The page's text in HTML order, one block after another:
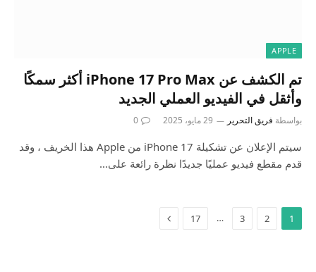
APPLE
تم الكشف عن iPhone 17 Pro Max أكثر سمكًا
وأثقل في الفيديو العملي الجديد
بواسطة فريق التحرير 29 مايو، 2025 0
سيتم الإعلان عن تشكيلة iPhone 17 من Apple هذا الخريف ، وقد
قدم مقطع فيديو عمليًا جديدًا نظرة رائعة على…
1
2
3
…
17